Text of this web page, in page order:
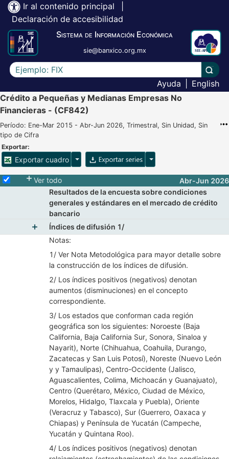
Ir al contenido principal
Declaración de accesibilidad
Sistema de Información Económica
sie@banxico.org.mx
Escriba el texto a buscar
Ayuda
English
Crédito a Pequeñas y Medianas Empresas No
Financieras - (CF842)
Período: Ene-Mar 2015 - Abr-Jun 2026, Trimestral, Sin Unidad, Sin
tipo de Cifra
Exportar:
Exportar cuadro Opciones para exportar cuadroOpciones para exportar
Selecciona o desmarca todas las series
Ver todo
Abr-Jun 2026
Resultados de la encuesta sobre condiciones
generales y estándares en el mercado de crédito
bancario
Mostrar elementos de Índices de difusión 1/
Índices de difusión 1/
Notas:
1/ Ver Nota Metodológica para mayor detalle sobre
la construcción de los índices de difusión.
2/ Los índices positivos (negativos) denotan
aumentos (disminuciones) en el concepto
correspondiente.
3/ Los estados que conforman cada región
geográfica son los siguientes: Noroeste (Baja
California, Baja California Sur, Sonora, Sinaloa y
Nayarit), Norte (Chihuahua, Coahuila, Durango,
Zacatecas y San Luis Potosí), Noreste (Nuevo León
y y Tamaulipas), Centro-Occidente (Jalisco,
Aguascalientes, Colima, Michoacán y Guanajuato),
Centro (Querétaro, México, Ciudad de México,
Morelos, Hidalgo, Tlaxcala y Puebla), Oriente
(Veracruz y Tabasco), Sur (Guerrero, Oaxaca y
Chiapas) y Península de Yucatán (Campeche,
Yucatán y Quintana Roo).
4/ Los índices positivos (negativos) denotan